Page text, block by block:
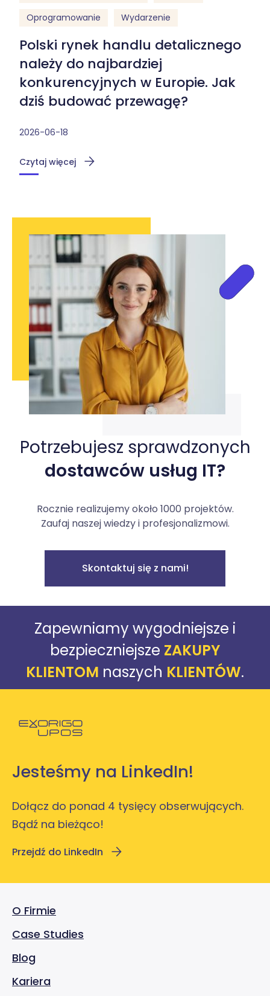
Oprogramowanie Wydarzenie
Polski rynek handlu detalicznego
należy do najbardziej
konkurencyjnych w Europie. Jak
dziś budować przewagę?
2026-06-18
Czytaj więcej
Potrzebujesz sprawdzonych
dostawców usług IT?
Rocznie realizujemy około 1000 projektów.
Zaufaj naszej wiedzy i profesjonalizmowi.
Skontaktuj się z nami!
Zapewniamy wygodniejsze i
bezpieczniejsze ZAKUPY
KLIENTOM naszych KLIENTÓW.
Jesteśmy na LinkedIn!
Dołącz do ponad 4 tysięcy obserwujących.
Bądź na bieżąco!
Przejdź do LinkedIn
O Firmie
Case Studies
Blog
Kariera